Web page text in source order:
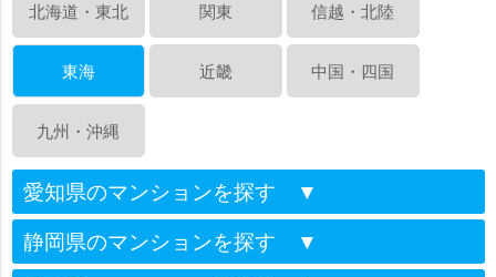
北海道・東北 関東 信越・北陸
東海 近畿 中国・四国
九州・沖縄
愛知県のマンションを探す ▼
静岡県のマンションを探す ▼